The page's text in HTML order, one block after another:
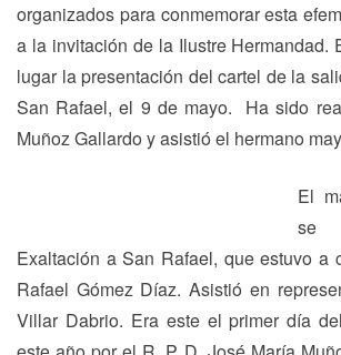
organizados para conmemorar esta
a la invitación de la Ilustre Hermandad.
lugar la presentación del cartel de la
San Rafael, el 9 de mayo. Ha sido
Muñoz Gallardo y asistió el hermano
El
se
Exaltación a San Rafael, que estuvo a
Rafael Gómez Díaz. Asistió en
Villar Dabrio. Era este el primer día